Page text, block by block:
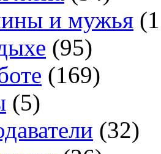
и мужья
(95)
(169)
(5)
(32)